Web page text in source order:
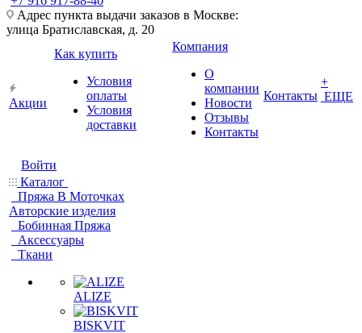
Адрес пункта выдачи заказов в Москве:
улица Братиславская, д. 20
Акции
Как купить
Условия
оплаты
Условия
доставки
Компания
О
компании
Новости
Отзывы
Контакты
Контакты
+
ЕЩЕ
Войти
Каталог
Пряжа В Моточках
Авторские изделия
Бобинная Пряжа
Аксессуары
Ткани
ALIZE
BISKVIT